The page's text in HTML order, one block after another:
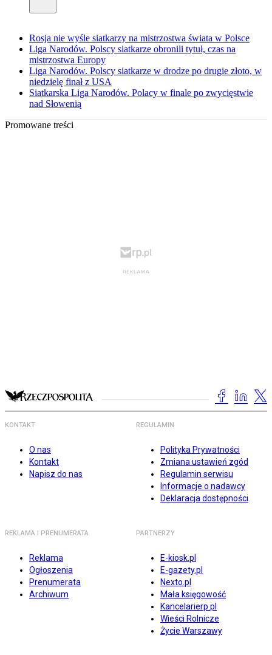
Rosja nie wyśle siatkarzy na mistrzostwa świata w Polsce
Liga Narodów. Polscy siatkarze obronili tytuł, czas na
mistrzostwa Europy
Liga Narodów. Polscy siatkarze w drodze po drugie złoto, w
niedzielę finał z USA
Siatkarska Liga Narodów. Polacy w finale po zwycięstwie
nad Słowenią
Promowane treści
KONTAKT
O nas
Kontakt
Napisz do nas
REGULAMIN
Polityka Prywatności
Zmiana ustawień zgód
Regulamin serwisu
Informacje o nadawcy
Deklaracja dostępności
REKLAMA I PRENUMERATA
Reklama
Ogłoszenia
Prenumerata
Archiwum
PARTNERZY
E-kiosk.pl
E-gazety.pl
Nexto.pl
Mała księgowość
Kancelarierp.pl
Wieści Rolnicze
Życie Warszawy